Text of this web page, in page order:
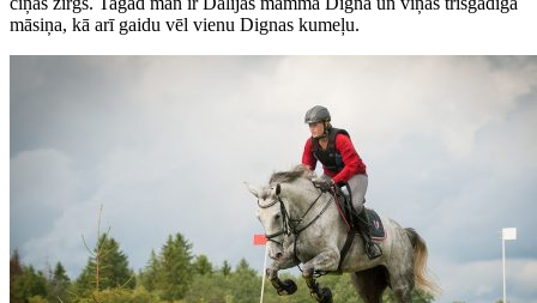
māsiņa, kā arī gaidu vēl vienu Dignas kumeļu.